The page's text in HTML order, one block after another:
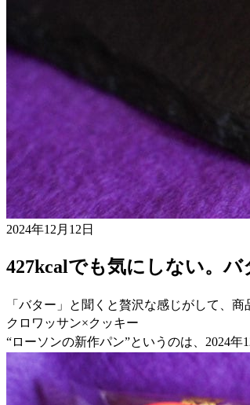
2024年12月12日
427kcalでも気にしない。
「バター」と聞くと贅沢な感じがして、
クロワッサン×クッキー
“ローソンの新作パン”というのは、2024